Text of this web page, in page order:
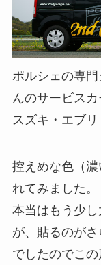
ポルシェの専門
んのサービス
スズキ・エブリ
控えめな色（
れてみました。
本当はもう少
が、貼るのがさ
でしたのでこの